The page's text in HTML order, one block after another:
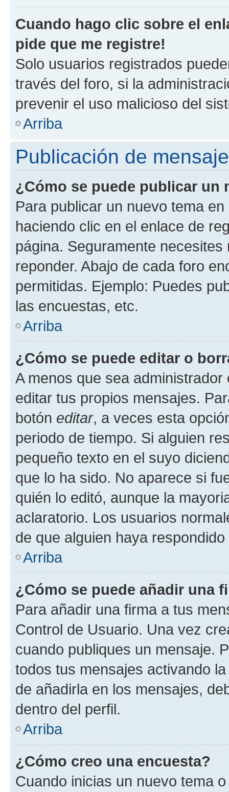
Cuando hago clic sobre el
pide que me registre!
Solo usuarios registrados
través del foro, si la
prevenir el uso malicioso del
Arriba
Publicación de
¿Cómo se puede publicar un
Para publicar un nuevo tema
haciendo clic en el enlace de
página. Seguramente
reponder. Abajo de cada foro
permitidas. Ejemplo: Puedes
las encuestas, etc.
Arriba
¿Cómo se puede editar o
A menos que sea
editar tus propios mensajes.
botón editar, a veces esta
periodo de tiempo. Si alguien
pequeño texto en el suyo
que lo ha sido. No aparece si
quién lo editó, aunque la
aclaratorio. Los usuarios
de que alguien haya
Arriba
¿Cómo se puede añadir una
Para añadir una firma a tus
Control de Usuario. Una vez
cuando publiques un mensaje.
todos tus mensajes activando
de añadirla en los mensajes,
dentro del perfil.
Arriba
¿Cómo creo una encuesta?
Cuando inicias un nuevo tema